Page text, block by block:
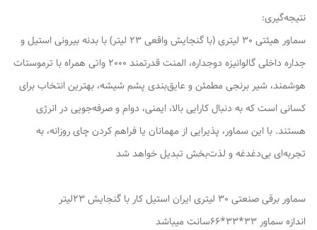
نتیجه‌گیری:
سماور هیئتی 30 لیتری (با گنجایش واقعی 23 لیتر) با بدنه بیرونی استیل و
جداره داخلی گالوانیزه دوجداره، المنت قدرتمند 2000 واتی همراه با ترموستات
هوشمند، شیر برنجی مطمئن و عایق‌بندی پشم شیشه، بهترین انتخاب برای
کسانی است که به دنبال کارایی بالا، ایمنی، دوام و صرفه‌جویی در انرژی
هستند. با این سماور، پذیرایی از مهمانان یا فراهم کردن چای روزانه، به
تجربه‌ای بی‌دغدغه و لذت‌بخش تبدیل خواهد شد
سماور برقی صنعتی 30 لیتری ایران استیل کار با گنجایش 23لیتر
اندازه سماور 33*33*66سانت میباشد